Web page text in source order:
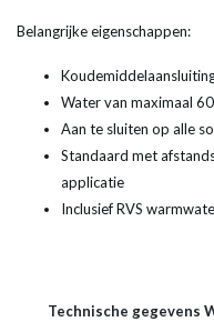
Belangrijke eigenschappen:
Water van maximaal
Aan te sluiten op alle
Standaard met
applicatie
Inclusief RVS
Technische gegevens